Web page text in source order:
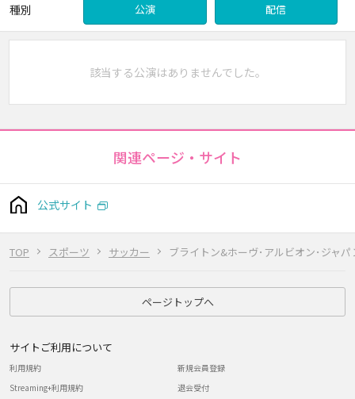
TOP スポーツ サッカー ブライトン&ホーヴ･アルビオン･ジャ
種別 公演 配信
該当する公演はありませんでした。
関連ページ・サイト
公式サイト
ページトップへ
サイトご利用について
利用規約
Streaming+利用規約
新規会員登録
退会受付